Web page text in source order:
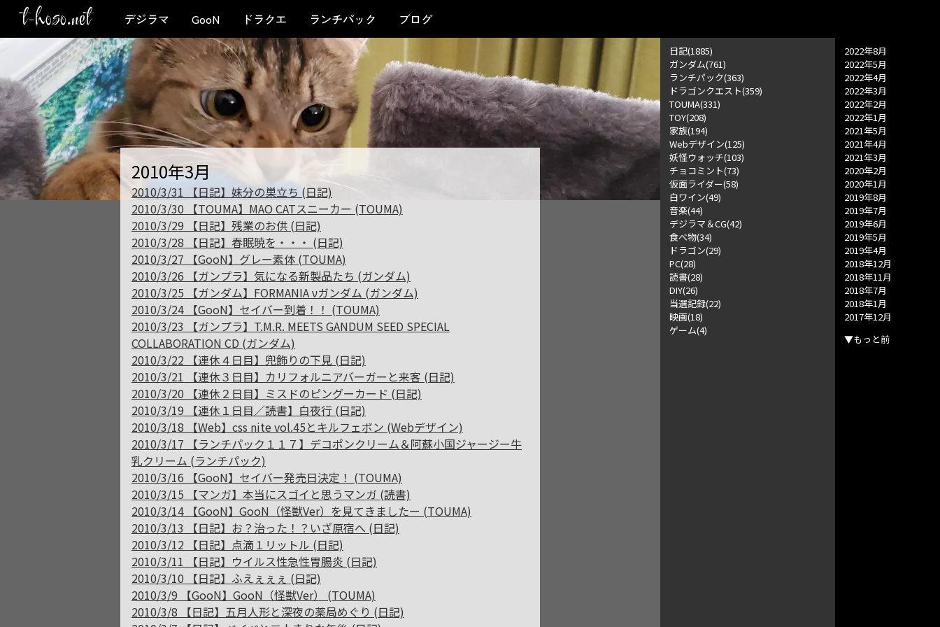
t-hoso.net デジラマ GooN ドラクエ ランチパック ブログ
2010年3月
2010/3/31 【日記】妹分の巣立ち (日記)
2010/3/30 【TOUMA】MAO CATスニーカー (TOUMA)
2010/3/29 【日記】残業のお供 (日記)
2010/3/28 【日記】春眠暁を・・・ (日記)
2010/3/27 【GooN】グレー素体 (TOUMA)
2010/3/26 【ガンプラ】気になる新製品たち (ガンダム)
2010/3/25 【ガンダム】FORMANIA νガンダム (ガンダム)
2010/3/24 【GooN】セイバー到着！！ (TOUMA)
2010/3/23 【ガンプラ】T.M.R. MEETS GANDUM SEED SPECIAL
COLLABORATION CD (ガンダム)
2010/3/22 【連休４日目】兜飾りの下見 (日記)
2010/3/21 【連休３日目】カリフォルニアバーガーと来客 (日記)
2010/3/20 【連休２日目】ミスドのピングーカード (日記)
2010/3/19 【連休１日目／読書】白夜行 (日記)
2010/3/18 【Web】css nite vol.45とキルフェボン (Webデザイン)
2010/3/17 【ランチパック１１７】デコポンクリーム＆阿蘇小国ジャージー牛
乳クリーム (ランチパック)
2010/3/16 【GooN】セイバー発売日決定！ (TOUMA)
2010/3/15 【マンガ】本当にスゴイと思うマンガ (読書)
2010/3/14 【GooN】GooN（怪獣Ver）を見てきましたー (TOUMA)
2010/3/13 【日記】お？治った！？いざ原宿へ (日記)
2010/3/12 【日記】点滴１リットル (日記)
2010/3/11 【日記】ウイルス性急性胃腸炎 (日記)
2010/3/10 【日記】ふえぇぇぇ (日記)
2010/3/9 【GooN】GooN（怪獣Ver） (TOUMA)
2010/3/8 【日記】五月人形と深夜の薬局めぐり (日記)
日記(1885)
ガンダム(761)
ランチパック(363)
ドラゴンクエスト(359)
TOUMA(331)
TOY(208)
家族(194)
Webデザイン(125)
妖怪ウォッチ(103)
チョコミント(73)
仮面ライダー(58)
白ワイン(49)
音楽(44)
デジラマ＆CG(42)
食べ物(34)
ドラゴン(29)
PC(28)
読書(28)
DIY(26)
当選記録(22)
映画(18)
ゲーム(4)
2022年8月
2022年5月
2022年4月
2022年3月
2022年2月
2022年1月
2021年5月
2021年4月
2021年3月
2020年2月
2020年1月
2019年8月
2019年7月
2019年6月
2019年5月
2019年4月
2018年12月
2018年11月
2018年7月
2018年1月
2017年12月
▼もっと前